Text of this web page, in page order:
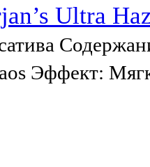
Ultra
Эффект: